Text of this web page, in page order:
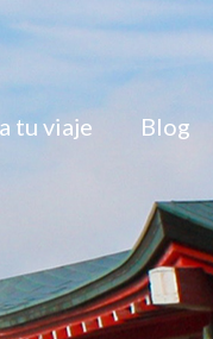
tu viaje Blog